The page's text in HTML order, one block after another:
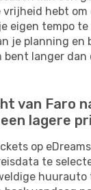
hebt om
eigen tempo te
je planning en
bent langer dan
van Faro
lagere
op
te
huurauto